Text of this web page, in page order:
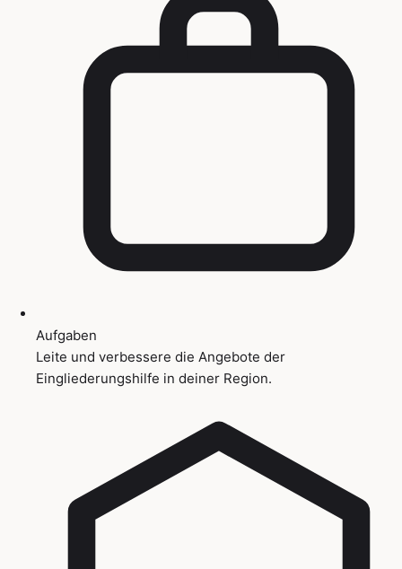
Aufgaben
Leite und verbessere die Angebote der
Eingliederungshilfe in deiner Region.